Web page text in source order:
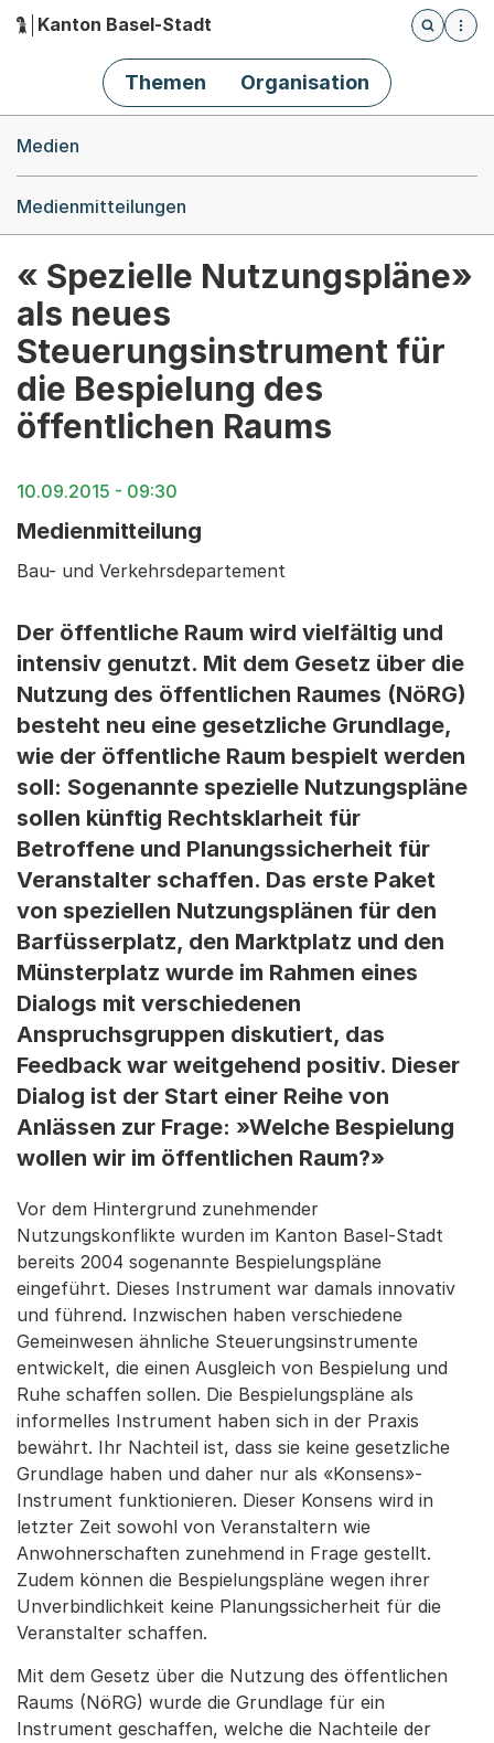
Hauptnavigation
Kanton Basel-Stadt
Öffnet
Themen Organisation
Medien
Medienmitteilungen
« Spezielle Nutzungspläne»
als neues
Steuerungsinstrument für
die Bespielung des
öffentlichen Raums
10.09.2015 - 09:30
Medienmitteilung
Bau- und Verkehrsdepartement
Der öffentliche Raum wird vielfältig und
intensiv genutzt. Mit dem Gesetz über die
Nutzung des öffentlichen Raumes (NöRG)
besteht neu eine gesetzliche Grundlage,
wie der öffentliche Raum bespielt werden
soll: Sogenannte spezielle Nutzungspläne
sollen künftig Rechtsklarheit für
Betroffene und Planungssicherheit für
Veranstalter schaffen. Das erste Paket
von speziellen Nutzungsplänen für den
Barfüsserplatz, den Marktplatz und den
Münsterplatz wurde im Rahmen eines
Dialogs mit verschiedenen
Anspruchsgruppen diskutiert, das
Feedback war weitgehend positiv. Dieser
Dialog ist der Start einer Reihe von
Anlässen zur Frage: »Welche Bespielung
wollen wir im öffentlichen Raum?»
Vor dem Hintergrund zunehmender
Nutzungskonflikte wurden im Kanton Basel-Stadt
bereits 2004 sogenannte Bespielungspläne
eingeführt. Dieses Instrument war damals innovativ
und führend. Inzwischen haben verschiedene
Gemeinwesen ähnliche Steuerungsinstrumente
entwickelt, die einen Ausgleich von Bespielung und
Ruhe schaffen sollen. Die Bespielungspläne als
informelles Instrument haben sich in der Praxis
bewährt. Ihr Nachteil ist, dass sie keine gesetzliche
Grundlage haben und daher nur als «Konsens»-
Instrument funktionieren. Dieser Konsens wird in
letzter Zeit sowohl von Veranstaltern wie
Anwohnerschaften zunehmend in Frage gestellt.
Zudem können die Bespielungspläne wegen ihrer
Unverbindlichkeit keine Planungssicherheit für die
Veranstalter schaffen.
Mit dem Gesetz über die Nutzung des öffentlichen
Raums (NöRG) wurde die Grundlage für ein
Instrument geschaffen, welche die Nachteile der